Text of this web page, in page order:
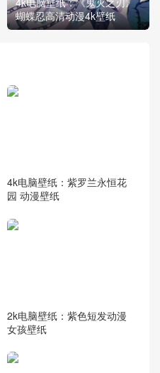
蝴蝶忍高清动漫4k壁纸
4k电脑壁纸：紫罗兰永恒花
园 动漫壁纸
2k电脑壁纸：紫色短发动漫
女孩壁纸